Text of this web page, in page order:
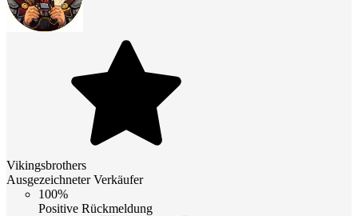
Vikingsbrothers
Ausgezeichneter Verkäufer
100%
Positive Rückmeldung